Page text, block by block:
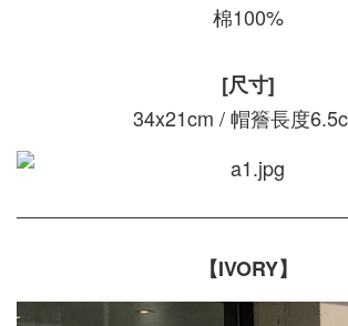
棉100%
[尺寸]
34x21cm / 帽簷長度
【IVORY】